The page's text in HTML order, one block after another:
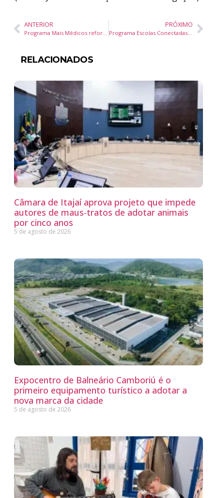
ANTERIOR
Programa Mais Médicos reforça atendimento com 62 novos profissionais em Santa Catarina
PRÓXIMO
Programa Escolas Conectadas leva internet a mais de 3,5 mil escolas públicas em Santa Catarina
RELACIONADOS
Câmara de Itajaí aprova projeto que impede
autores de maus-tratos de adotar animais
por cinco anos
5 de agosto de 2026
Expocentro de Balneário Camboriú é o
primeiro equipamento turístico a adotar a
nova marca da cidade
5 de agosto de 2026